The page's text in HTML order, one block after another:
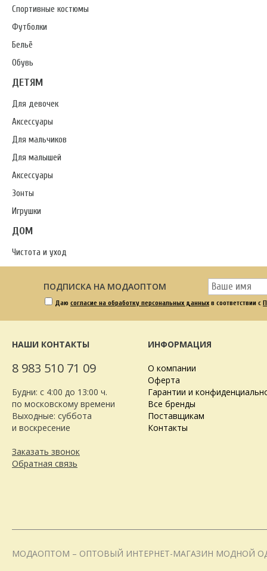
Спортивные костюмы
Футболки
Бельё
Обувь
ДЕТЯМ
Для девочек
Аксессуары
Для мальчиков
Для малышей
Аксессуары
Зонты
Игрушки
ДОМ
Чистота и уход
ПОДПИСКА НА МОДАОПТОМ
Даю согласие на обработку персональных данных в соответствии с
НАШИ КОНТАКТЫ
8 983 510 71 09
Будни: с 4:00 до 13:00 ч.
по московскому времени
Выходные: суббота
и воскресение
Заказать звонок
Обратная связь
ИНФОРМАЦИЯ
О компании
Оферта
Гарантии и
Все бренды
Поставщикам
Контакты
МОДАОПТОМ – ОПТОВЫЙ ИНТЕРНЕТ-МАГАЗИН МОДНОЙ